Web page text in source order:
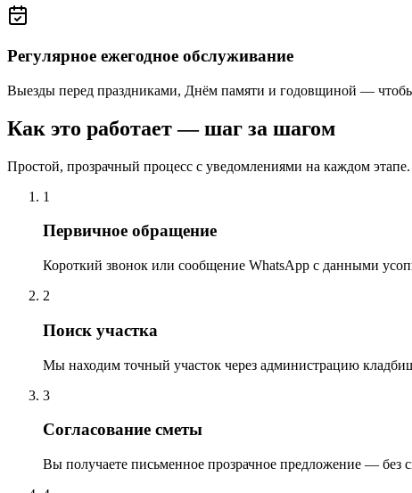
Регулярное ежегодное обслуживание
Выезды перед праздниками, Днём памяти и годовщиной —
Как это работает — шаг за шагом
Простой, прозрачный процесс с уведомлениями на каждом этапе.
1
Первичное обращение
Короткий звонок или сообщение WhatsApp с данными
2
Поиск участка
Мы находим точный участок через администрацию
3
Согласование сметы
Вы получаете письменное прозрачное предложение — без